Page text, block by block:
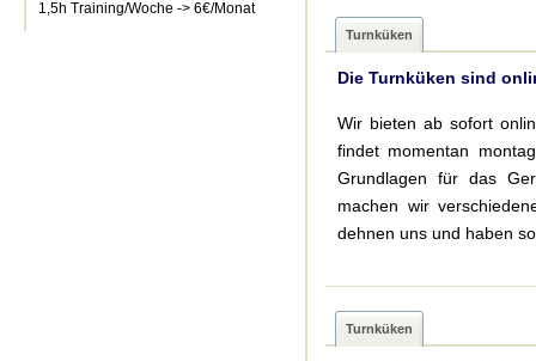
1,5h Training/Woche -> 6€/Monat
Turnküken
Die Turnküken sind
Wir bieten ab sofort
findet momentan
Grundlagen für das
machen wir
dehnen uns und haben
Turnküken